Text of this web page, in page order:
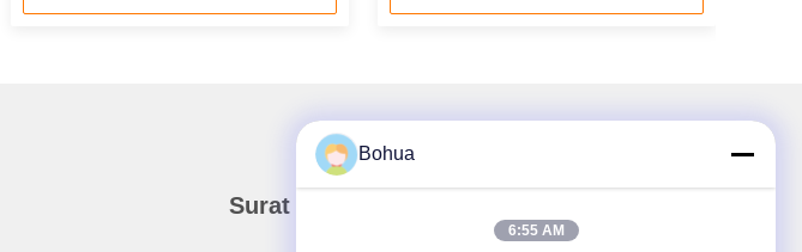
Surat Kabar Kami
Bohua
6:55 AM